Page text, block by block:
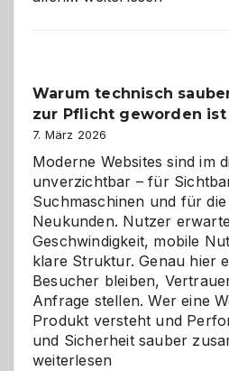
den
Logikrätseln
Warum technisch
zur Pflicht geworden ist
7. März 2026
Moderne Websites sind im
unverzichtbar – für
Suchmaschinen und für
Neukunden. Nutzer
Geschwindigkeit, mobile
klare Struktur. Genau hier
Besucher bleiben,
Anfrage stellen. Wer eine
Produkt versteht und
und Sicherheit sauber
weiterlesen